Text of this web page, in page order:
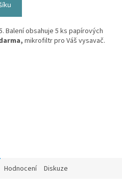
Balení obsahuje 5 ks papírových
mikrofiltr pro Váš vysavač.
Hodnocení Diskuze